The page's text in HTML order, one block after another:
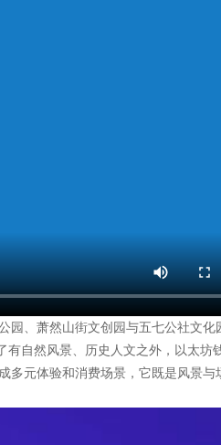
园、萧然山街文创园与五七公社文化
自然风景、历史人文之外，以太坊
多元体验和消费场景，它既是风景与